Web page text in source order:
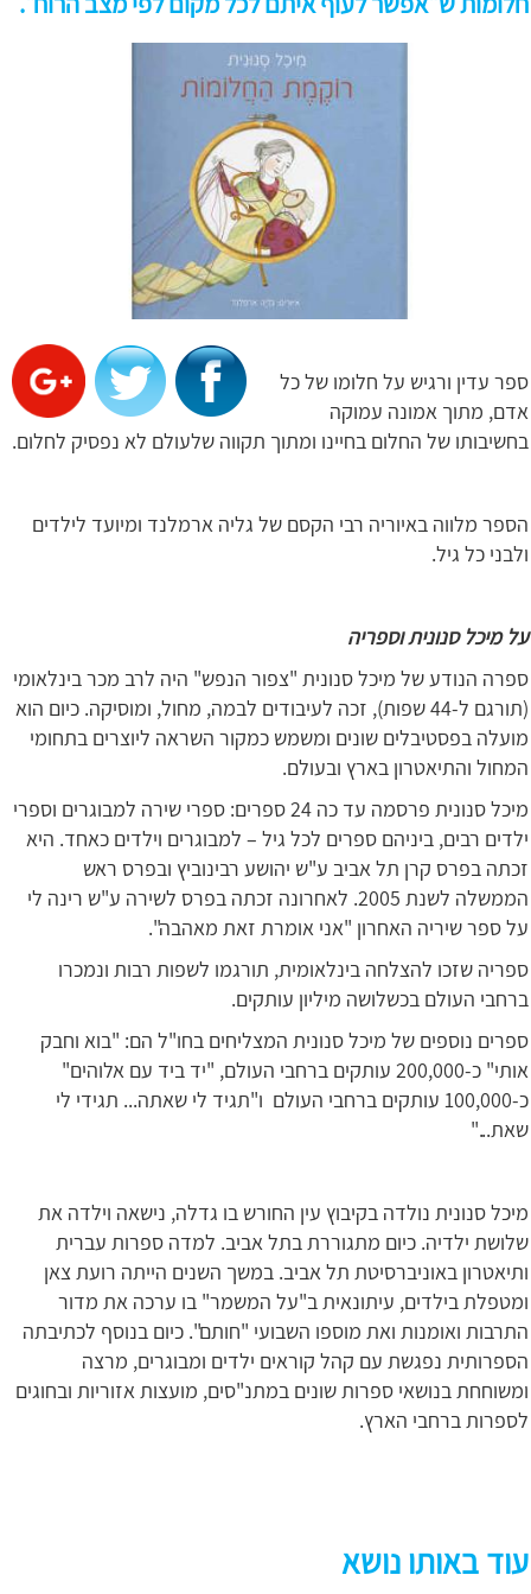
ספר עדין ורגיש על חלומו של כל
אדם, מתוך אמונה עמוקה
בחשיבותו של החלום בחיינו ומתוך תקווה שלעולם לא נפסיק לחלום.
הספר מלווה באיוריה רבי הקסם של גליה ארמלנד ומיועד לילדים
ולבני כל גיל.
על מיכל סנונית וספריה
ספרה הנודע של מיכל סנונית "צפור הנפש" היה לרב מכר בינלאומי
(תורגם ל-44 שפות), זכה לעיבודים לבמה, מחול, ומוסיקה. כיום הוא
מועלה בפסטיבלים שונים ומשמש כמקור השראה ליוצרים בתחומי
המחול והתיאטרון בארץ ובעולם.
מיכל סנונית פרסמה עד כה 24 ספרים: ספרי שירה למבוגרים וספרי
ילדים רבים, ביניהם ספרים לכל גיל – למבוגרים וילדים כאחד. היא
זכתה בפרס קרן תל אביב ע"ש יהושע רבינוביץ ובפרס ראש
הממשלה לשנת 2005. לאחרונה זכתה בפרס לשירה ע"ש רינה לי
על ספר שיריה האחרון "אני אומרת זאת מאהבה".
ספריה שזכו להצלחה בינלאומית, תורגמו לשפות רבות ונמכרו
ברחבי העולם בכשלושה מיליון עותקים.
ספרים נוספים של מיכל סנונית המצליחים בחו"ל הם: "בוא וחבק
אותי" כ-200,000 עותקים ברחבי העולם, "יד ביד עם אלוהים"
כ-100,000 עותקים ברחבי העולם ו"תגיד לי שאתה... תגידי לי
שאת..."
מיכל סנונית נולדה בקיבוץ עין החורש בו גדלה, נישאה וילדה את
שלושת ילדיה. כיום מתגוררת בתל אביב. למדה ספרות עברית
ותיאטרון באוניברסיטת תל אביב. במשך השנים הייתה רועת צאן
ומטפלת בילדים, עיתונאית ב"על המשמר" בו ערכה את מדור
התרבות ואומנות ואת מוספו השבועי "חותם". כיום בנוסף לכתיבתה
הספרותית נפגשת עם קהל קוראים ילדים ומבוגרים, מרצה
ומשוחחת בנושאי ספרות שונים במתנ"סים, מועצות אזוריות ובחוגים
לספרות ברחבי הארץ.
עוד באותו נושא